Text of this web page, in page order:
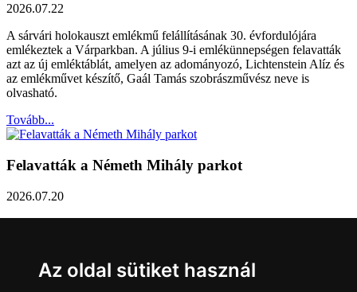
Az oldal sütiket használ
2026.07.22
A sárvári holokauszt emlékmű felállításának 30. évfordulójára
emlékeztek a Várparkban. A július 9-i emlékünnepségen felavatták
azt az új emléktáblát, amelyen az adományozó, Lichtenstein Alíz és
az emlékművet készítő, Gaál Tamás szobrászművész neve is
olvasható.
Tovább...
Felavatták a Németh Mihály parkot
2026.07.20